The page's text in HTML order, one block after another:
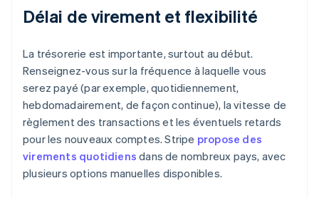
Délai de virement et flexibilité
La trésorerie est importante, surtout au début.
Renseignez-vous sur la fréquence à laquelle vous
serez payé (par exemple, quotidiennement,
hebdomadairement, de façon continue), la vitesse de
règlement des transactions et les éventuels retards
pour les nouveaux comptes. Stripe propose des
virements quotidiens dans de nombreux pays, avec
plusieurs options manuelles disponibles.